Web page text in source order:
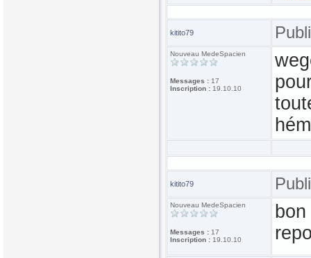
kitito79
Nouveau MedeSpacien
Messages : 17
Inscription : 19.10.10
kitito79
Nouveau MedeSpacien
Messages : 17
Inscription : 19.10.10